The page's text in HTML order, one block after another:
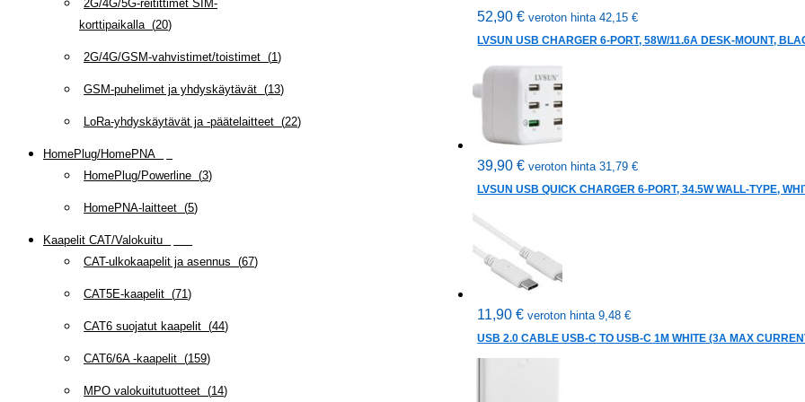
2G/4G/5G-reitittimet SIM-
korttipaikalla (20)
2G/4G/GSM-vahvistimet/toistimet (1)
GSM-puhelimet ja yhdyskäytävät (13)
LoRa-yhdyskäytävät ja -päätelaitteet (22)
HomePlug/HomePNA
HomePlug/Powerline (3)
HomePNA-laitteet (5)
Kaapelit CAT/Valokuitu
CAT-ulkokaapelit ja asennus (67)
CAT5E-kaapelit (71)
CAT6 suojatut kaapelit (44)
CAT6/6A -kaapelit (159)
MPO valokuitutuotteet (14)
52,90€ veroton hinta42,15€
LVSUN USB CHARGER 6-PORT, 58W/11.6A DESK-MOUNT,
39,90€ veroton hinta31,79€
LVSUN USB QUICK CHARGER 6-PORT, 34.5W WALL-TYPE,
11,90€ veroton hinta9,48€
USB 2.0 CABLE USB-C TO USB-C 1M WHITE (3A MAX